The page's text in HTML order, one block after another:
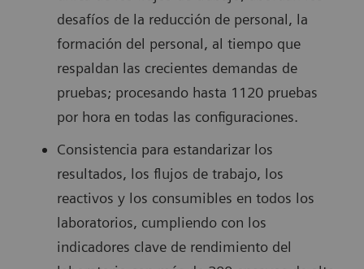
desafíos de la reducción de personal, la
formación del personal, al tiempo que
respaldan las crecientes demandas de
pruebas; procesando hasta 1120 pruebas
por hora en todas las configuraciones.
Consistencia para estandarizar los
resultados, los flujos de trabajo, los
reactivos y los consumibles en todos los
laboratorios, cumpliendo con los
indicadores clave de rendimiento del